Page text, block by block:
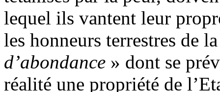
lequel ils vantent leur
les honneurs terrestres de
d’abondance » dont se
réalité une propriété de